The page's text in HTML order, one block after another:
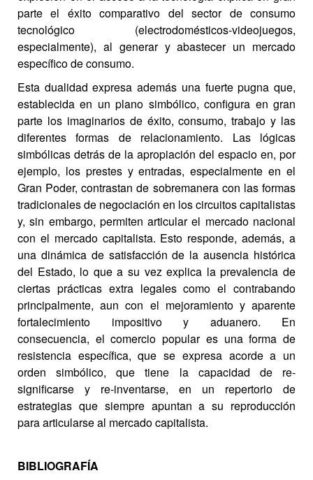
parte el éxito comparativo del sector de consumo
tecnológico (electrodomésticos-videojuegos,
especialmente), al generar y abastecer un mercado
específico de consumo.
Esta dualidad expresa además una fuerte pugna que,
establecida en un plano simbólico, configura en gran
parte los imaginarios de éxito, consumo, trabajo y las
diferentes formas de relacionamiento. Las lógicas
simbólicas detrás de la apropiación del espacio en, por
ejemplo, los prestes y entradas, especialmente en el
Gran Poder, contrastan de sobremanera con las formas
tradicionales de negociación en los circuitos capitalistas
y, sin embargo, permiten articular el mercado nacional
con el mercado capitalista. Esto responde, además, a
una dinámica de satisfacción de la ausencia histórica
del Estado, lo que a su vez explica la prevalencia de
ciertas prácticas extra legales como el contrabando
principalmente, aun con el mejoramiento y aparente
fortalecimiento impositivo y aduanero. En
consecuencia, el comercio popular es una forma de
resistencia específica, que se expresa acorde a un
orden simbólico, que tiene la capacidad de re-
significarse y re-inventarse, en un repertorio de
estrategias que siempre apuntan a su reproducción
para articularse al mercado capitalista.
BIBLIOGRAFÍA